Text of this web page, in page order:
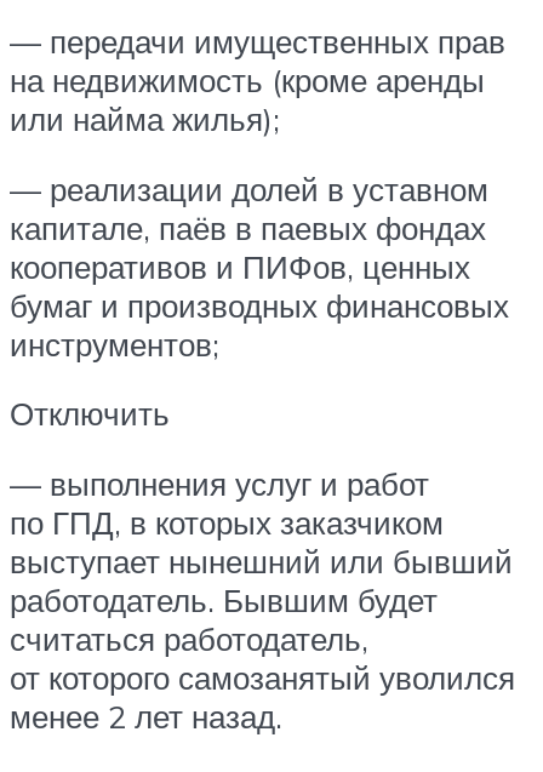
— передачи имущественных прав
на недвижимость (кроме аренды
или найма жилья);
— реализации долей в уставном
капитале, паёв в паевых фондах
кооперативов и ПИФов, ценных
бумаг и производных финансовых
инструментов;
Отключить
— выполнения услуг и работ
по ГПД, в которых заказчиком
выступает нынешний или бывший
работодатель. Бывшим будет
считаться работодатель,
от которого самозанятый уволился
менее 2 лет назад.